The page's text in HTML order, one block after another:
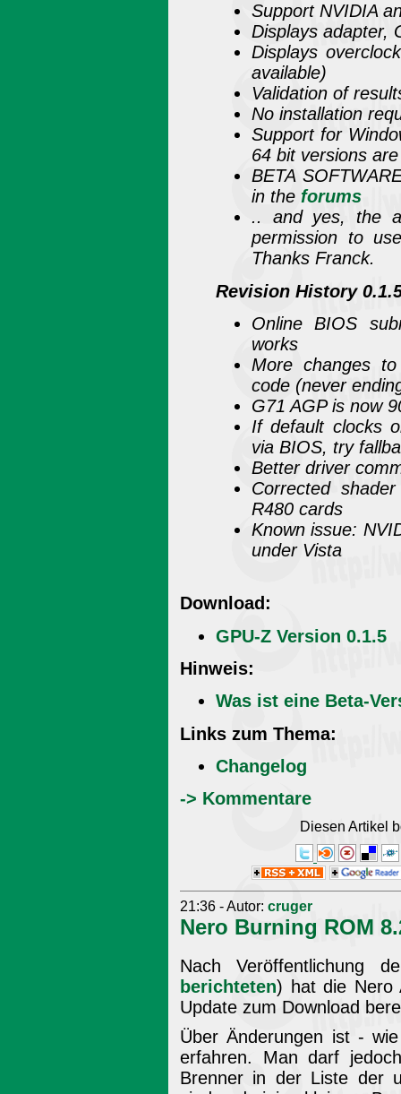
Support NVIDIA
Displays adapter,
Displays
available)
Validation of
No installation
Support for
64 bit versions
BETA
in the forums
.. and yes, the
permission to
Thanks Franck.
Revision History
Online BIOS
works
More changes
code (never
G71 AGP is now
If default clocks
via BIOS, try
Better driver
Corrected
R480 cards
Known issue:
under Vista
Download:
GPU-Z Version 0.1.5
Hinweis:
Was ist eine Beta-
Links zum Thema:
Changelog
-> Kommentare
Diesen Artikel
21:36 - Autor: cruger
Nero Burning ROM
Nach Veröffentlichung
berichteten) hat die Nero
Update zum Download
Über Änderungen ist -
erfahren. Man darf
Brenner in der Liste der